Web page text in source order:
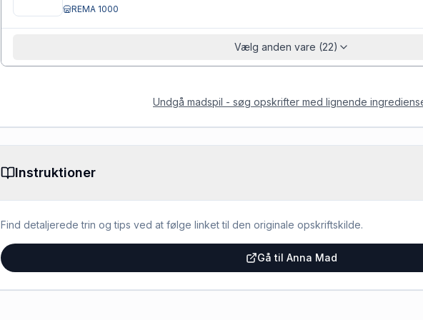
REMA 1000
Vælg anden vare (22)
Undgå madspil - søg opskrifter med lignende
Instruktioner
Find detaljerede trin og tips ved at følge linket til den originale opskriftskilde.
Gå til Anna Mad